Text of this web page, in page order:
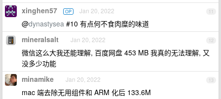
11
xinghen57 OP Jan 20, 2022
@dynastysea #10 有点何不食肉糜的味道
12
mineralsalt Jan 20, 2022
微信这么大我还能理解, 百度网盘 453 MB 我真的无法理解, 又
没多少功能
13
minamike Jan 20, 2022
mac 端去除无用组件和 ARM 化后 133.6M